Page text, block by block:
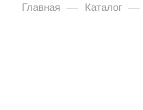
Главная — Каталог —